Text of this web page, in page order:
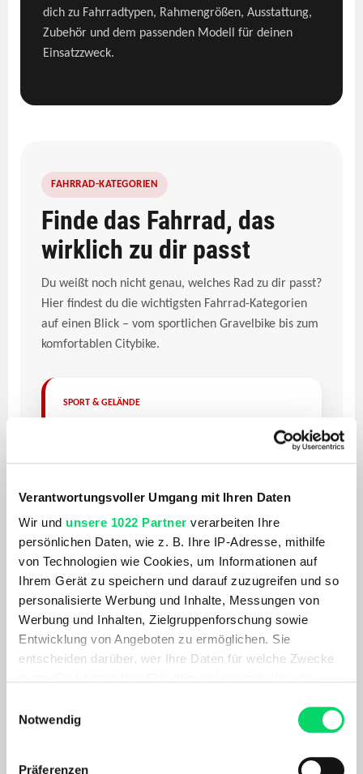
Verantwortungsvoller Umgang mit Ihren Daten
Wir und unsere 1022 Partner verarbeiten Ihre
persönlichen Daten, wie z. B. Ihre IP-Adresse, mithilfe
von Technologien wie Cookies, um Informationen auf
Ihrem Gerät zu speichern und darauf zuzugreifen und so
personalisierte Werbung und Inhalte, Messungen von
Werbung und Inhalten, Zielgruppenforschung sowie
Entwicklung von Angeboten zu ermöglichen. Sie
entscheiden darüber, wer Ihre Daten für welche Zwecke
Trigger Symbol ändern oder widerrufen
Notwendig
Präferenzen
dich zu Fahrradtypen, Rahmengrößen, Ausstattung,
Zubehör und dem passenden Modell für deinen
Einsatzzweck.
FAHRRAD-KATEGORIEN
Finde das Fahrrad, das
wirklich zu dir passt
Du weißt noch nicht genau, welches Rad zu dir passt?
Hier findest du die wichtigsten Fahrrad-Kategorien
auf einen Blick – vom sportlichen Gravelbike bis zum
komfortablen Citybike.
SPORT & GELÄNDE
Für Trails, Forststraßen und sportliche Touren
ALLROUND & ABENTEUER
Gravelbike
Schnell auf Asphalt, stark auf Schotter und
vielseitig im Alltag.
Trekkingbike
Strecken.